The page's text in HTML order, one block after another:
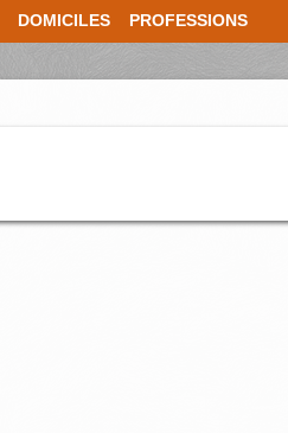
DOMICILES PROFESSIONS